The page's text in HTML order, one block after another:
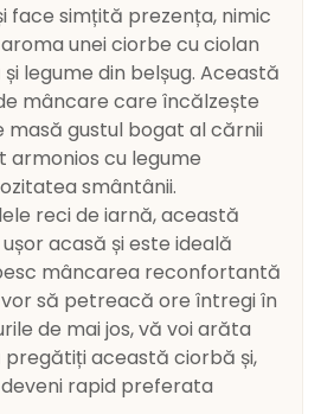
face simțită prezența, nimic
unei ciorbe cu ciolan
legume din belșug. Această
mâncare care încălzește
masă gustul bogat al cărnii
cu legume
smântânii.
reci de iarnă, această
acasă și este ideală
mâncarea reconfortantă
să petreacă ore întregi în
de mai jos, vă voi arăta
pregătiți această ciorbă și,
rapid preferata